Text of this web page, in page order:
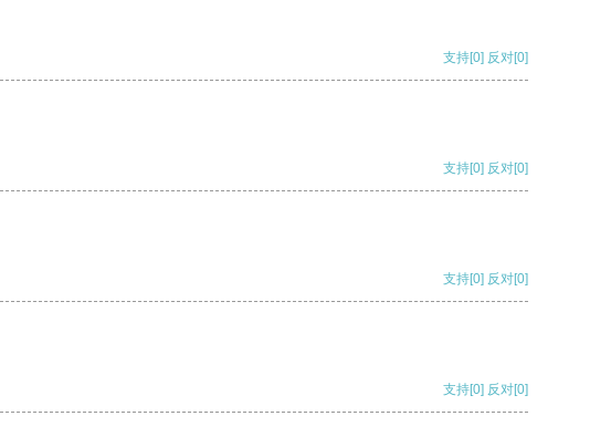
支持[0] 反对[0]
支持[0] 反对[0]
支持[0] 反对[0]
支持[0] 反对[0]